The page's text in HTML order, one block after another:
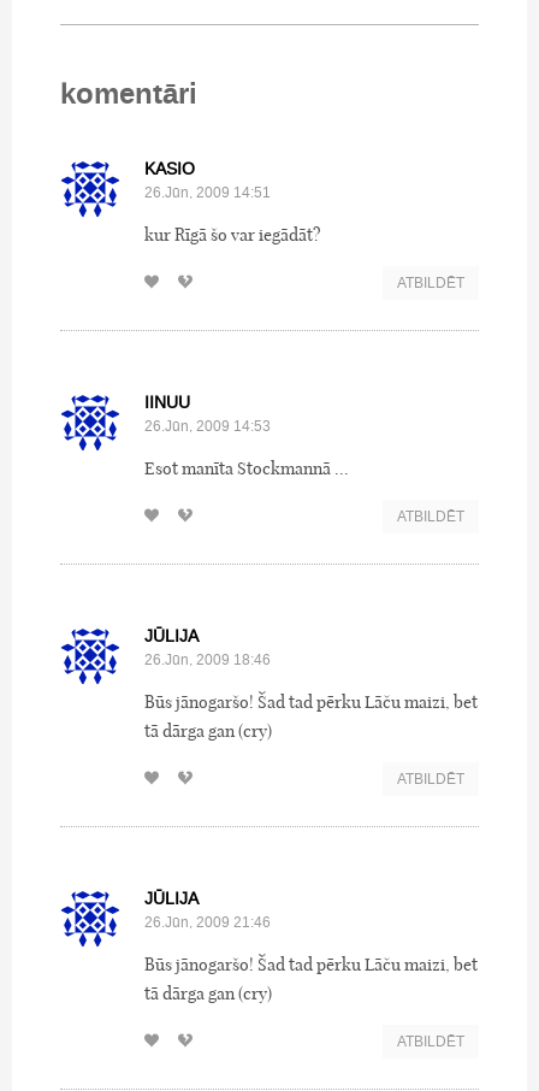
komentāri
KASIO
26.Jūn, 2009 14:51
kur Rīgā šo var iegādāt?
ATBILDĒT
IINUU
26.Jūn, 2009 14:53
Esot manīta Stockmannā ...
ATBILDĒT
JŪLIJA
26.Jūn, 2009 18:46
Būs jānogaršo! Šad tad pērku Lāču maizi, bet
tā dārga gan (cry)
ATBILDĒT
JŪLIJA
26.Jūn, 2009 21:46
Būs jānogaršo! Šad tad pērku Lāču maizi, bet
tā dārga gan (cry)
ATBILDĒT